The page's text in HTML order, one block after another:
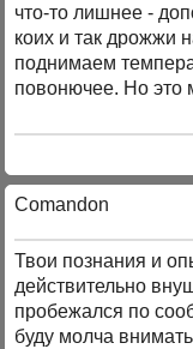
что-то лишнее -
коих и так дрожжи
поднимаем
повонючее. Но это
Comandon
Твои познания и
действительно
пробежался по
буду молча